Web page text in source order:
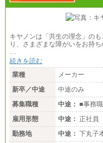
キヤノンは「共生の理念」の
り、さまざまな障がいをお持
…
続きを読む
業種
メーカー
新卒／中途
中途のみ
募集職種
中途： ■事務
雇用形態
中途： 正社員
勤務地
中途： 下丸子